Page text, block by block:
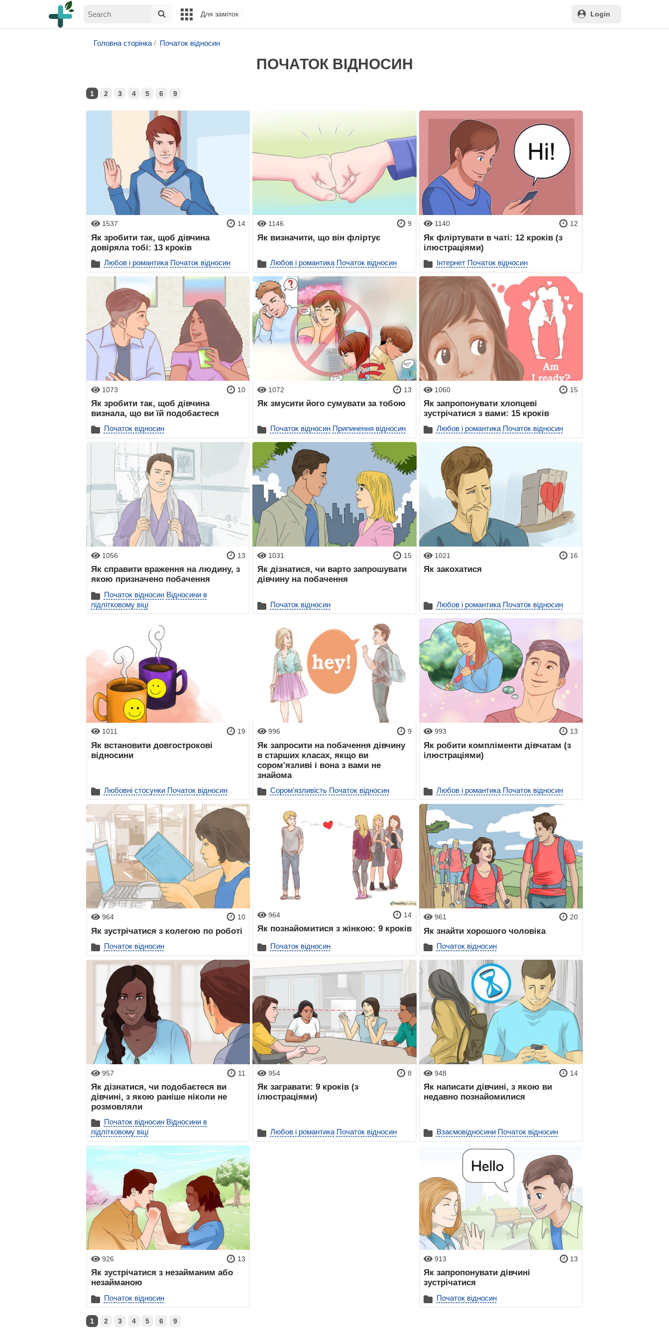
Для заміток Login
Головна сторінка Початок відносин
ПОЧАТОК ВІДНОСИН
1 2 3 4 5 6 9
1537 14
Як зробити так, щоб дівчина
довіряла тобі: 13 кроків
Любов і романтика Початок відносин
1146 9
Як визначити, що він фліртує
Любов і романтика Початок відносин
1140 12
Як фліртувати в чаті: 12 кроків (з
ілюстраціями)
Інтернет Початок відносин
1073 10
Як зробити так, щоб дівчина
визнала, що ви їй подобаєтеся
Початок відносин
1072 13
Як змусити його сумувати за тобою
Початок відносин Припинення відносин
1060 15
Як запропонувати хлопцеві
зустрічатися з вами: 15 кроків
Любов і романтика Початок відносин
1056 13
Як справити враження на людину, з
якою призначено побачення
Початок відносин Відносини в
підлітковому віці
1031 15
Як дізнатися, чи варто запрошувати
дівчину на побачення
Початок відносин
1021 16
Як закохатися
Любов і романтика Початок відносин
1011 19
Як встановити довгострокові
відносини
Любовні стосунки Початок відносин
996 9
Як запросити на побачення дівчину
в старших класах, якщо ви
сором'язливі і вона з вами не
знайома
Сором'язливість Початок відносин
993 13
Як робити компліменти дівчатам (з
ілюстраціями)
Любов і романтика Початок відносин
964 10
Як зустрічатися з колегою по роботі
Початок відносин
964 14
Як познайомитися з жінкою: 9 кроків
Початок відносин
961 20
Як знайти хорошого чоловіка
Початок відносин
957 11
Як дізнатися, чи подобаєтеся ви
дівчині, з якою раніше ніколи не
розмовляли
Початок відносин Відносини в
підлітковому віці
954 8
Як загравати: 9 кроків (з
ілюстраціями)
Любов і романтика Початок відносин
948 14
Як написати дівчині, з якою ви
недавно познайомилися
Взаємовідносини Початок відносин
926 13
Як зустрічатися з незайманим або
незайманою
Початок відносин
913 13
Як запропонувати дівчині
зустрічатися
Початок відносин
1 2 3 4 5 6 9